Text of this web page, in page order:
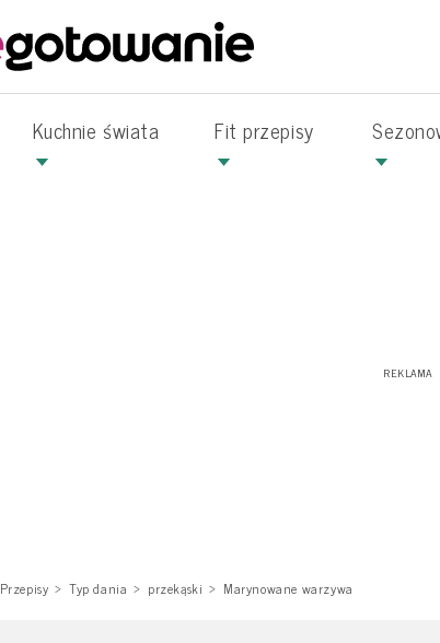
Kuchnie świata Fit przepisy
Przepisy Typ dania przekąski Marynowane warzywa